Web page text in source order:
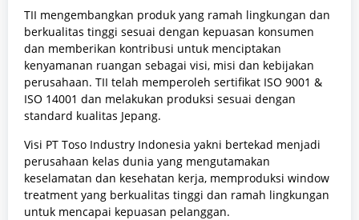
TII mengembangkan produk yang ramah lingkungan dan
berkualitas tinggi sesuai dengan kepuasan konsumen
dan memberikan kontribusi untuk menciptakan
kenyamanan ruangan sebagai visi, misi dan kebijakan
perusahaan. TII telah memperoleh sertifikat ISO 9001 &
ISO 14001 dan melakukan produksi sesuai dengan
standard kualitas Jepang.
Visi PT Toso Industry Indonesia yakni bertekad menjadi
perusahaan kelas dunia yang mengutamakan
keselamatan dan kesehatan kerja, memproduksi window
treatment yang berkualitas tinggi dan ramah lingkungan
untuk mencapai kepuasan pelanggan.